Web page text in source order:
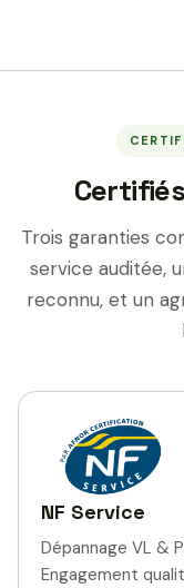
Trois garanties
service auditée,
reconnu, et un
NF Service
Dépannage VL &
Engagement